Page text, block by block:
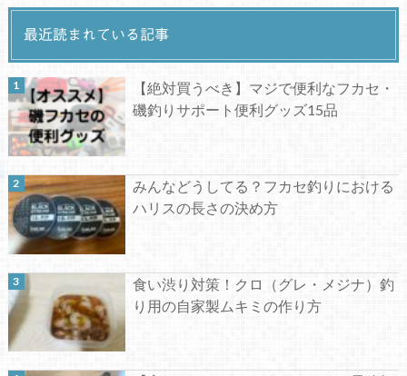
最近読まれている記事
【絶対買うべき】マジで便利なフカセ・
磯釣りサポート便利グッズ15品
みんなどうしてる？フカセ釣りにおける
ハリスの長さの決め方
食い渋り対策！クロ（グレ・メジナ）釣
り用の自家製ムキミの作り方